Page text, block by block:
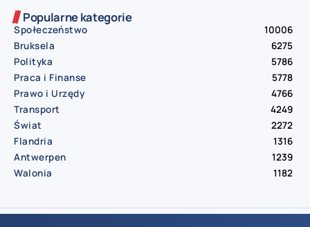
Popularne kategorie
Społeczeństwo
10006
Bruksela
6275
Polityka
5786
Praca i Finanse
5778
Prawo i Urzędy
4766
Transport
4249
Świat
2272
Flandria
1316
Antwerpen
1239
Walonia
1182